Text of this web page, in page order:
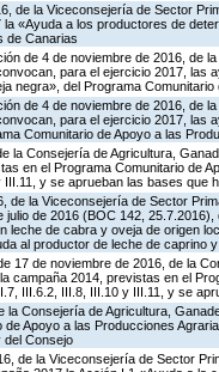
de la Viceconsejería de Sector
«Ayuda a los productores de
de Canarias
de 4 de noviembre de 2016, de
para el ejercicio 2017, las
negra», del Programa
de 4 de noviembre de 2016, de
para el ejercicio 2017, las
Comunitario de Apoyo a las
la Consejería de Agricultura,
en el Programa Comunitario de
III.11, y se aprueban las bases que
de la Viceconsejería de Sector
julio de 2016 (BOC 142,
leche de cabra y oveja de origen
al productor de leche de caprino
17 de noviembre de 2016, de la
campaña 2014, previstas en el
III.6.2, III.8, III.10 y III.11, y se
la Consejería de Agricultura,
de Apoyo a las Producciones
del Consejo
de la Viceconsejería de Sector